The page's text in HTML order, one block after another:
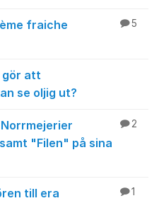
fraiche
5
gör att
se oljig ut?
"Filen" på sina
2
till era
1